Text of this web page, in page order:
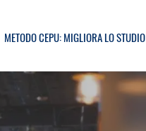
METODO CEPU: MIGLIORA LO STUDIO